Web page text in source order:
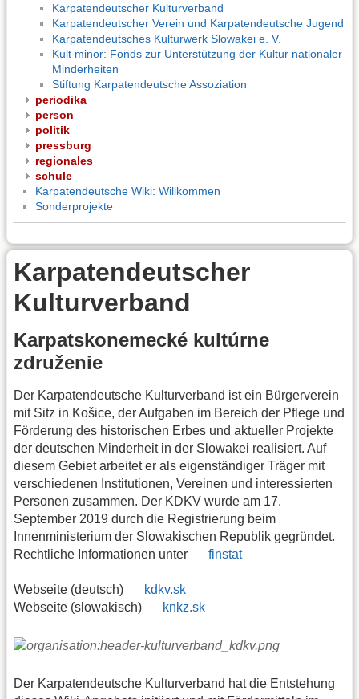
Karpatendeutscher Kulturverband
Karpatendeutscher Verein und Karpatendeutsche Jugend
Karpatendeutsches Kulturwerk Slowakei e. V.
Kult minor: Fonds zur Unterstützung der Kultur nationaler
Minderheiten
Stiftung Karpatendeutsche Assoziation
periodika
person
politik
pressburg
regionales
schule
Karpatendeutsche Wiki: Willkommen
Sonderprojekte
Karpatendeutscher
Kulturverband
Karpatskonemecké kultúrne
združenie
Der Karpatendeutsche Kulturverband ist ein Bürgerverein
mit Sitz in Košice, der Aufgaben im Bereich der Pflege und
Förderung des historischen Erbes und aktueller Projekte
der deutschen Minderheit in der Slowakei realisiert. Auf
diesem Gebiet arbeitet er als eigenständiger Träger mit
verschiedenen Institutionen, Vereinen und interessierten
Personen zusammen. Der KDKV wurde am 17.
September 2019 durch die Registrierung beim
Innenministerium der Slowakischen Republik gegründet.
Rechtliche Informationen unter
finstat
Webseite (deutsch)
kdkv.sk
Webseite (slowakisch)
knkz.sk
Der Karpatendeutsche Kulturverband hat die Entstehung